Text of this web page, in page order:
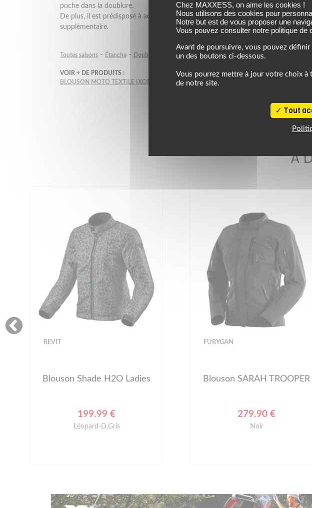
poche dans la doublure.
De plus, il est prédisposé à accueillir une dorsale en option pour un niveau de
supplémentaire.
Toutes saisons - Étanche - Doublure amovible
VOIR + DE PRODUITS :
BLOUSON MOTO TEXTILE IXON
BLOUSON MOTO TEXTILE FEMME
À
REVIT
Blouson Shade H2O Ladies
199.99 €
Léopard-D.Gris
FURYGAN
Blouson SARAH TROOPER
279.90 €
Noir
Chez MAXXESS, on aime les cookies !
Nous utilisons des cookies pour
Notre but est de vous proposer une
Vous pouvez consulter notre politique de
Avant de poursuivre, vous pouvez
un des boutons ci-dessous.
Vous pourrez mettre à jour votre choix
de notre site.
Tout